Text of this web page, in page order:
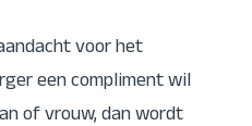
voor het
een compliment wil
of vrouw, dan wordt